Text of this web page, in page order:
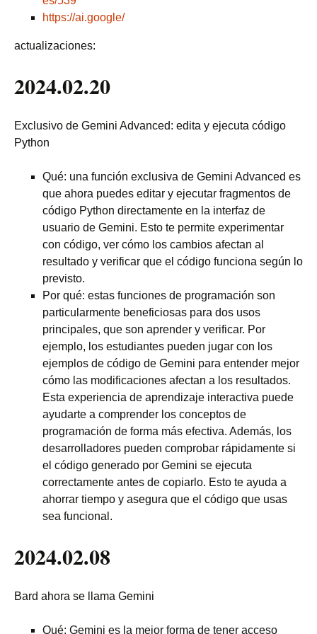
https://ai.google/
actualizaciones:
2024.02.20
Exclusivo de Gemini Advanced: edita y ejecuta código
Python
Qué: una función exclusiva de Gemini Advanced es
que ahora puedes editar y ejecutar fragmentos de
código Python directamente en la interfaz de
usuario de Gemini. Esto te permite experimentar
con código, ver cómo los cambios afectan al
resultado y verificar que el código funciona según lo
previsto.
Por qué: estas funciones de programación son
particularmente beneficiosas para dos usos
principales, que son aprender y verificar. Por
ejemplo, los estudiantes pueden jugar con los
ejemplos de código de Gemini para entender mejor
cómo las modificaciones afectan a los resultados.
Esta experiencia de aprendizaje interactiva puede
ayudarte a comprender los conceptos de
programación de forma más efectiva. Además, los
desarrolladores pueden comprobar rápidamente si
el código generado por Gemini se ejecuta
correctamente antes de copiarlo. Esto te ayuda a
ahorrar tiempo y asegura que el código que usas
sea funcional.
2024.02.08
Bard ahora se llama Gemini
Qué: Gemini es la mejor forma de tener acceso